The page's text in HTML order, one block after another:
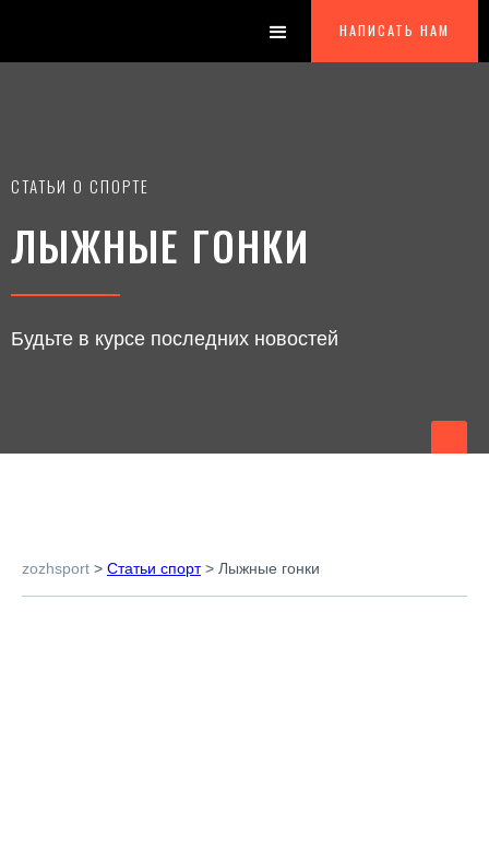
НАПИСАТЬ НАМ
СТАТЬИ О СПОРТЕ
ЛЫЖНЫЕ ГОНКИ
Будьте в курсе последних новостей
zozhsport > Статьи спорт> Лыжные гонки